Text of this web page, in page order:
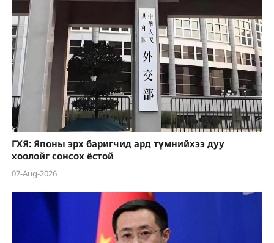
ГХЯ: Японы эрх баригчид ард түмнийхээ дуу
хоолойг сонсох ёстой
07-Aug-2026